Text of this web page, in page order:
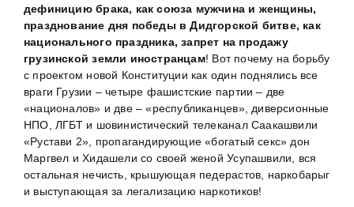
дефиницию брака, как союза мужчина и женщины,
празднование дня победы в Дидгорской битве, как
национального праздника, запрет на продажу
грузинской земли иностранцам! Вот почему на борьбу
с проектом новой Конституции как один поднялись все
враги Грузии – четыре фашистские партии – две
«националов» и две – «республиканцев», диверсионные
НПО, ЛГБТ и шовинистический телеканал Саакашвили
«Рустави 2», пропагандирующие «богатый секс» дон
Маргвел и Хидашели со своей женой Усупашвили, вся
остальная нечисть, крышующая педерастов, наркобарыг
и выступающая за легализацию наркотиков!